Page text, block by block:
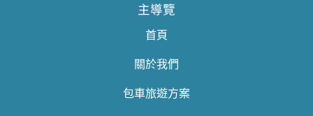
主導覽
首頁
關於我們
包車旅遊方案